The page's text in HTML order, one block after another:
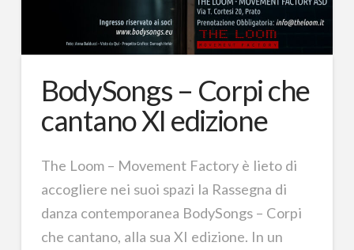
BodySongs – Corpi che
cantano XI edizione
The Loom – Movement Factory è lieto di
accogliere nei suoi spazi la Rassegna di
danza contemporanea BodySongs – Corpi
che cantano, alla sua XI edizione. In un